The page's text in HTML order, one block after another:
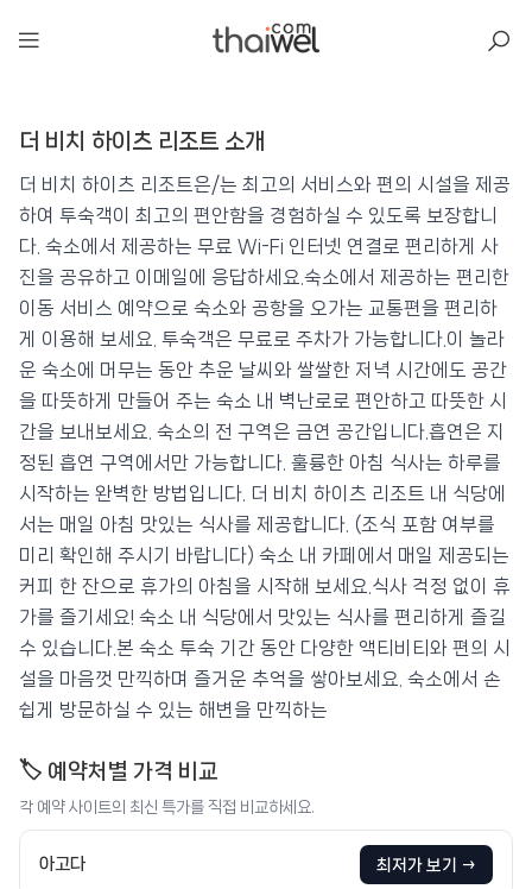
더 비치 하이츠 리조트
📍 푸켓★★★★ ⭐ 8.3
💰 최저가 확인 · 예약하기
더 비치 하이츠 리조트 소개
더 비치 하이츠 리조트은/는 최고의 서비스와 편의 시설을 제공
하여 투숙객이 최고의 편안함을 경험하실 수 있도록 보장합니
다. 숙소에서 제공하는 무료 Wi-Fi 인터넷 연결로 편리하게 사
진을 공유하고 이메일에 응답하세요.숙소에서 제공하는 편리한
이동 서비스 예약으로 숙소와 공항을 오가는 교통편을 편리하
게 이용해 보세요. 투숙객은 무료로 주차가 가능합니다.이 놀라
운 숙소에 머무는 동안 추운 날씨와 쌀쌀한 저녁 시간에도 공간
을 따뜻하게 만들어 주는 숙소 내 벽난로로 편안하고 따뜻한 시
간을 보내보세요. 숙소의 전 구역은 금연 공간입니다.흡연은 지
정된 흡연 구역에서만 가능합니다. 훌륭한 아침 식사는 하루를
시작하는 완벽한 방법입니다. 더 비치 하이츠 리조트 내 식당에
서는 매일 아침 맛있는 식사를 제공합니다. (조식 포함 여부를
미리 확인해 주시기 바랍니다) 숙소 내 카페에서 매일 제공되는
커피 한 잔으로 휴가의 아침을 시작해 보세요.식사 걱정 없이 휴
가를 즐기세요! 숙소 내 식당에서 맛있는 식사를 편리하게 즐길
수 있습니다.본 숙소 투숙 기간 동안 다양한 액티비티와 편의 시
설을 마음껏 만끽하며 즐거운 추억을 쌓아보세요. 숙소에서 손
쉽게 방문하실 수 있는 해변을 만끽하는
🏷️ 예약처별 가격 비교
각 예약 사이트의 최신 특가를 직접 비교하세요.
아고다 최저가 보기 →